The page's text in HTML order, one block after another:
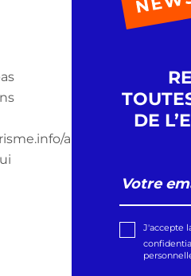
article/590/
DE
J'accepte